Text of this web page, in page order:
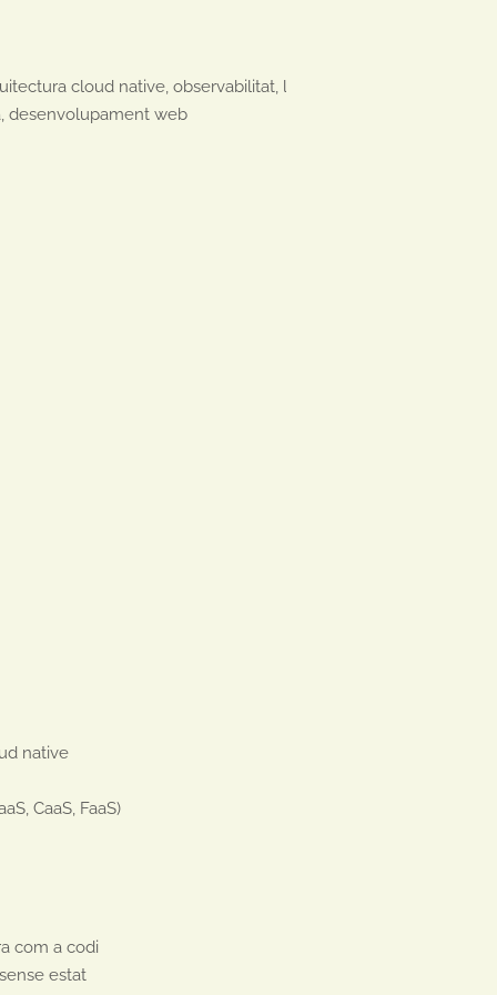
cloud native, observabilitat, lliurament d’aplicacions
desenvolupament web
native
CaaS, FaaS)
com a codi
estat